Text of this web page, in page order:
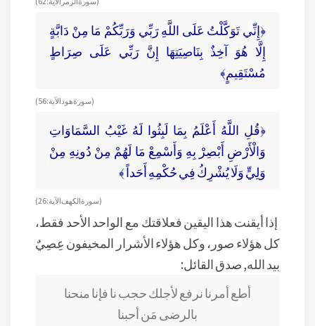
﴿إِنِّي تَوَكَّلْتُ عَلَى اللَّهِ رَبِّي وَرَبِّكُمْ مَا مِنْ دَابَّةٍ
إِلَّا هُوَ آخِذٌ بِنَاصِيَتِهَا إِنَّ رَبِّي عَلَى صِرَاطٍ
مُسْتَقِيمٍ﴾
( سورة هود الآية : 56)
﴿قُلِ اللَّهُ أَعْلَمُ بِمَا لَبِثُوا لَهُ غَيْبُ السَّمَاوَاتِ
وَالْأَرْضِ أَبْصِرْ بِهِ وَأَسْمِعْ مَا لَهُمْ مِنْ دُونِهِ مِنْ
وَلِيٍّ وَلَا يُشْرِكُ فِي حُكْمِهِ أَحَداً ﴾
( سورة الكهف الآية : 26)
إذا أيقنت هذا اليقين فعلاقتك مع الواحد الأحد فقط،
كل هؤلاء صور، وكل هؤلاء الأشرار المخيفون عِصِيٌ
بيد الله, صدق القائل:
أطع أمرنا نرفع لأجلك حجبنا فإنا منحنا
بالرضى مَن أحبنا